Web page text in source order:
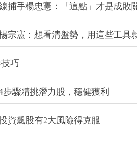
捕手楊忠憲：「這點」才是成敗
宗憲：想看清盤勢，用這些工具
巧
驟精挑潛力股，穩健獲利
資飆股有2大風險得克服